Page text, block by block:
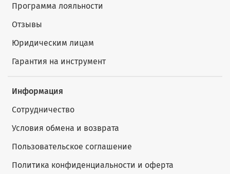
Программа лояльности
Отзывы
Юридическим лицам
Гарантия на инструмент
Информация
Сотрудничество
Условия обмена и возврата
Пользовательское соглашение
Политика конфиденциальности и оферта